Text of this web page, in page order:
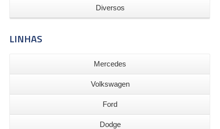
Diversos
LINHAS
Mercedes
Volkswagen
Ford
Dodge